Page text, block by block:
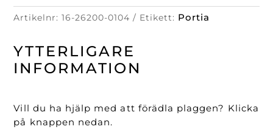
Artikelnr:16-26200-0104 Etikett: Portia
YTTERLIGARE
INFORMATION
Vill du ha hjälp med att förädla plaggen? Klicka
på knappen nedan.